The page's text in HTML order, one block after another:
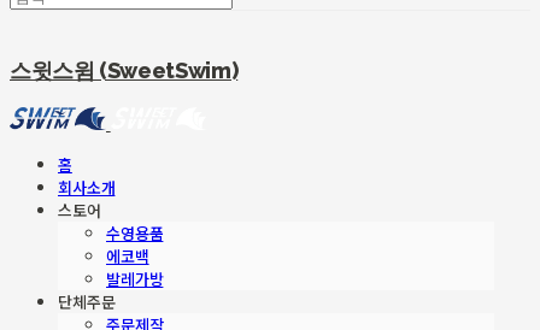
스윗스윔 (SweetSwim)
홈
회사소개
스토어
수영용품
에코백
발레가방
단체주문
주문제작